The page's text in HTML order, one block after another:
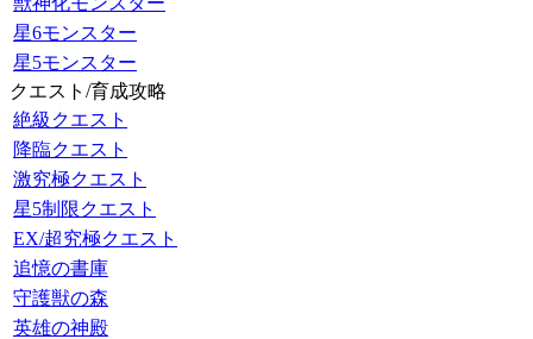
星6モンスター
星5モンスター
クエスト/育成攻略
絶級クエスト
降臨クエスト
激究極クエスト
星5制限クエスト
EX/超究極クエスト
追憶の書庫
守護獣の森
英雄の神殿